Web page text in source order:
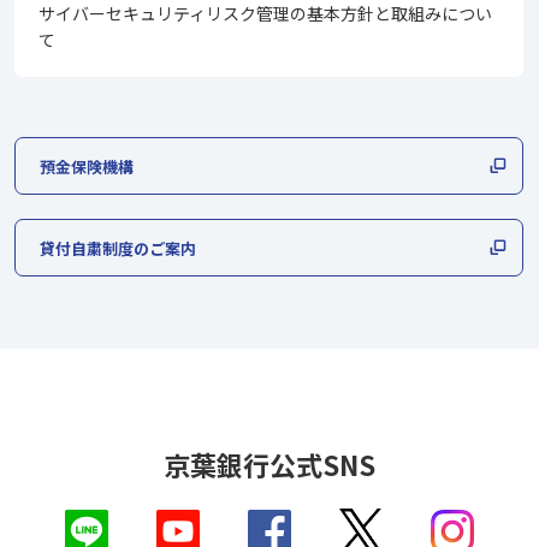
サイバーセキュリティリスク管理の基本方針と取組みについ
て
預金保険機構
貸付自粛制度のご案内
京葉銀行公式SNS